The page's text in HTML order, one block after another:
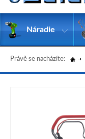
Právě se nacházíte:
Náradie